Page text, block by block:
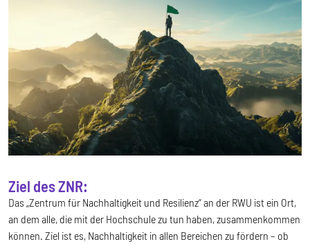
Ziel des ZNR:
Das „Zentrum für Nachhaltigkeit und Resilienz“ an der RWU ist ein Ort,
an dem alle, die mit der Hochschule zu tun haben, zusammenkommen
können. Ziel ist es, Nachhaltigkeit in allen Bereichen zu fördern – ob